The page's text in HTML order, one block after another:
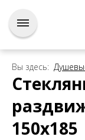
Вы здесь:
150х185